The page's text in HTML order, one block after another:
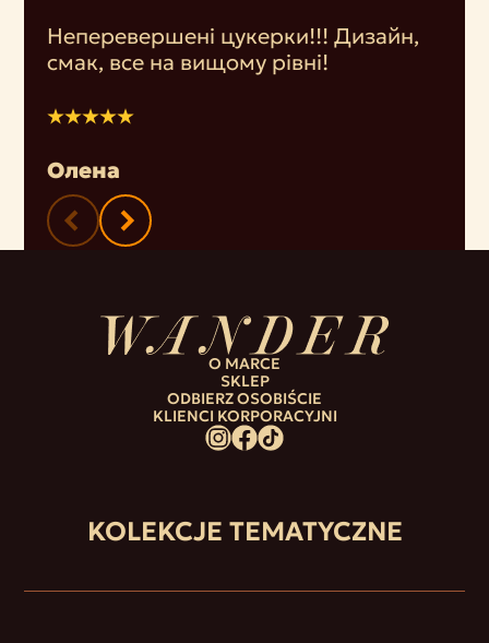
Неперевершені цукерки!!! Дизайн,
смак, все на вищому рівні!
Олена
O MARCE
SKLEP
ODBIERZ OSOBIŚCIE
KLIENCI KORPORACYJNI
KOLEKCJE TEMATYCZNE